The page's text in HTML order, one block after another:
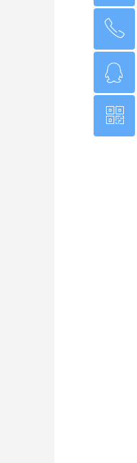
回到顶部
ꂅ
ꁗ
QQ客服
ꀥ